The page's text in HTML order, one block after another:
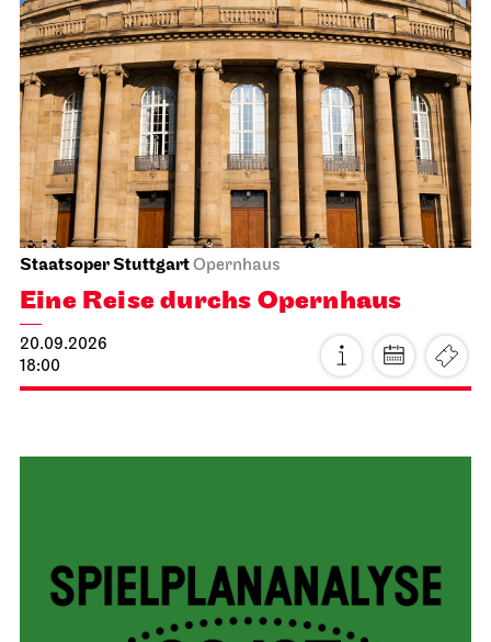
Staatsoper StuttgartOpernhaus
Eine Reise durchs Opernhaus
20.09.2026
18:00